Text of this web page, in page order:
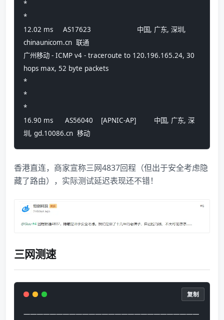
*
*
12.02 ms     AS17623                       中国, 广东, 深圳,
chinaunicom.cn  联通
广州移动 - ICMP v4 - traceroute to 120.196.165.24, 30
hops max, 52 byte packets
*
*
*
16.90 ms      AS56040    [APNIC-AP]         中国, 广东, 深
圳, gd.10086.cn  移动
香港直连，商家宣称三网4837回程（但出于安全考虑隐
藏了路由），实际测试延迟表现还不错！
三网测速
———————————————————————————
复制